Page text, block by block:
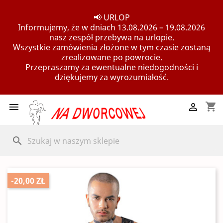
📢 URLOP
Informujemy, że w dniach 13.08.2026 – 19.08.2026
nasz zespół przebywa na urlopie.
Wszystkie zamówienia złożone w tym czasie zostaną
zrealizowane po powrocie.
Przepraszamy za ewentualne niedogodności i
dziękujemy za wyrozumiałość.
 shopping_cart

search
-20,00 ZŁ